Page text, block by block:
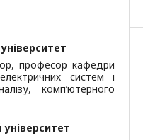
професор кафедри
систем і
комп’ютерного